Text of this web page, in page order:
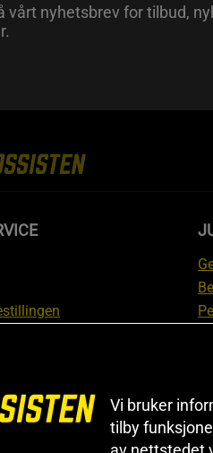
vårt nyhetsbrev for tilbud,
Vi bruker
tilby